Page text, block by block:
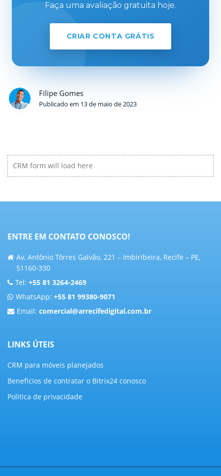
Faça uma avaliação gratuita hoje.
CRIAR CONTA GRÁTIS
Filipe Gomes
Publicado em 13 de maio de 2023
CRM form will load here
ENTRE EM CONTATO CONOSCO!
Av. Antônio Tôrres Galvão, 221 – Imbiribeira, Recife – PE,
51160-330
Tel: +55 81 3264-2469
WhatsApp: +55 81 99380-9071
Email: comercial@arrecifedigital.com.br
LINKS ÚTEIS
CRM para móveis planejados
Benefícios de contratar o Bitrix24 conosco
Politica de privacidade